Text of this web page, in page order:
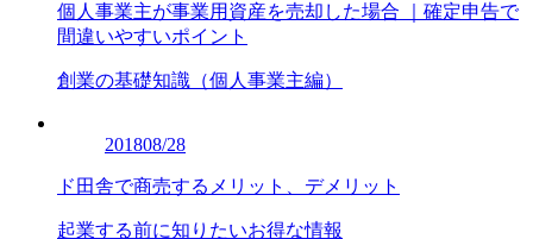
個人事業主が事業用資産を売却した場合 ｜確定申告で
間違いやすいポイント
創業の基礎知識（個人事業主編）
201808/28
ド田舎で商売するメリット、デメリット
起業する前に知りたいお得な情報